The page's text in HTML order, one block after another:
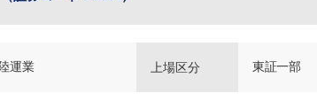
運業 上場区分 東証一部